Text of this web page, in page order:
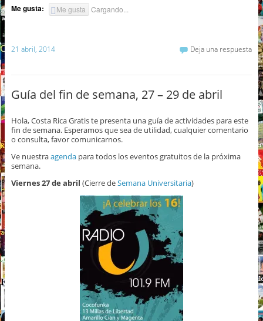
Me gusta: Me gusta Cargando...
21 abril, 2014 Deja una respuesta
Guía del fin de semana, 27 – 29 de abril
Hola, Costa Rica Gratis te presenta una guía de actividades para este
fin de semana. Esperamos que sea de utilidad, cualquier comentario
o consulta, favor comunicarnos.
Ve nuestraagendapara todos los eventos gratuitos de la próxima
semana.
Viernes 27 de abril (Cierre deSemana Universitaria)